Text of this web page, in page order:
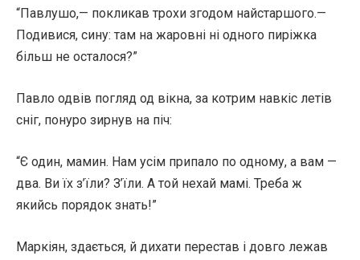
“Павлушо,— покликав трохи згодом найстаршого.—
Подивися, сину: там на жаровні ні одного пиріжка
більш не осталося?”
Павло одвів погляд од вікна, за котрим навкіс летів
сніг, понуро зирнув на піч:
“Є один, мамин. Нам усім припало по одному, а вам —
два. Ви їх з’їли? З’їли. А той нехай мамі. Треба ж
якийсь порядок знать!”
Маркіян, здається, й дихати перестав і довго лежав